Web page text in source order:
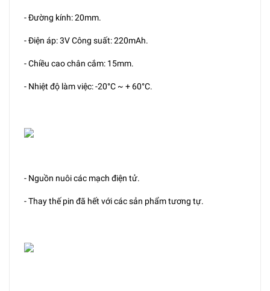
- Đường kính: 20mm.
- Điện áp: 3V Công suất: 220mAh.
- Chiều cao chân cắm: 15mm.
- Nhiệt độ làm việc: -20°C ~ + 60°C.
- Nguồn nuôi các mạch điện tử.
- Thay thế pin đã hết với các sản phẩm tương tự.